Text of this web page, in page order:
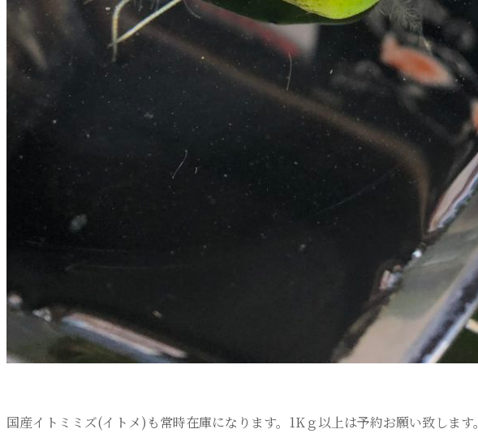
国産イトミミズ(イトメ)も常時在庫になります。1Kｇ以上は予約お願い致します。